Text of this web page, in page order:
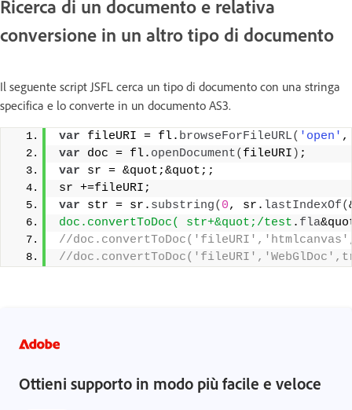
Ricerca di un documento e relativa
conversione in un altro tipo di documento
Il seguente script JSFL cerca un tipo di documento con una stringa
specifica e lo converte in un documento AS3.
var fileURI = fl. browseForFileURL( 'open' ,
var doc = fl. openDocument( fileURI ) ;
var sr = &quot;&quot;;
sr +=fileURI;
var str = sr. substring( 0, sr. lastIndexOf(
doc.convertToDoc( str+&quot;/test . fla
//
//
Ottieni supporto in modo più facile e veloce